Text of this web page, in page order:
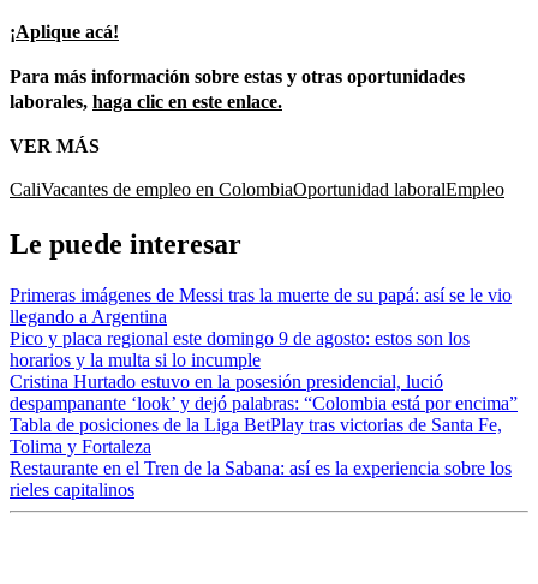
¡Aplique acá!
Para más información sobre estas y otras oportunidades
laborales, haga clic en este enlace.
VER MÁS
CaliVacantes de empleo en ColombiaOportunidad laboralEmpleo
Le puede interesar
Primeras imágenes de Messi tras la muerte de su papá: así se le vio
llegando a Argentina
Pico y placa regional este domingo 9 de agosto: estos son los
horarios y la multa si lo incumple
Cristina Hurtado estuvo en la posesión presidencial, lució
despampanante ‘look’ y dejó palabras: “Colombia está por encima”
Tabla de posiciones de la Liga BetPlay tras victorias de Santa Fe,
Tolima y Fortaleza
Restaurante en el Tren de la Sabana: así es la experiencia sobre los
rieles capitalinos